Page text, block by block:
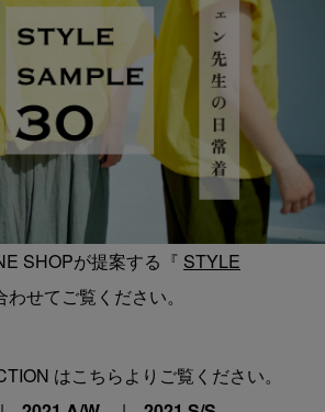
SHOPが提案する『 STYLE
わせてご覧ください。
はこちらよりご覧ください。